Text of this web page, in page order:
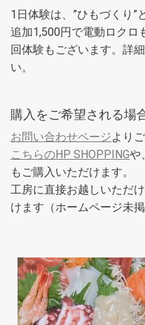
1日体験は、”ひもづくり”
追加1,500円で電動ロクロ
回体験もございます。詳
い。
購入をご希望される場
お問い合わせページより
こちらのHP SHOPPINGや、
もご購入いただけます。
工房に直接お越しいただ
けます（ホームページ未